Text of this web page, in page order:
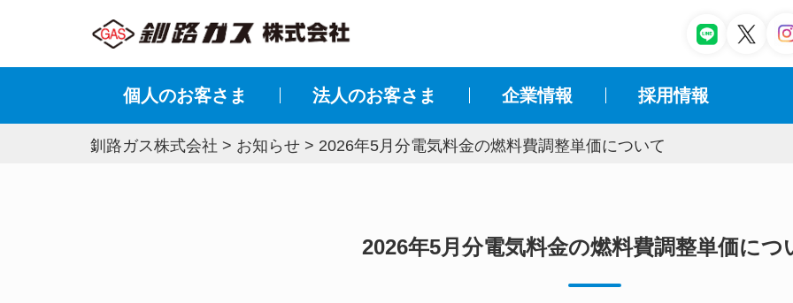
個人のお客さま 法⼈のお客さま 企業情報 採⽤情報
釧路ガス株式会社 > お知らせ > 2026年5月分電気料金の燃料費調整単価について
2026年5月分電気料金の燃料費調整単価につ